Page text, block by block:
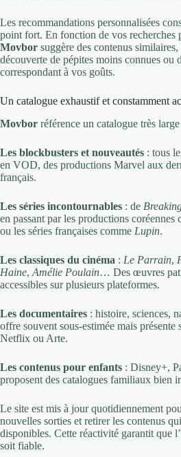
Les recommandations personnalisées
point fort. En fonction de vos recherches
Movbor suggère des contenus
découverte de pépites moins connues ou
correspondant à vos goûts.
Un catalogue exhaustif et constamment
Movbor référence un catalogue très
Les blockbusters et nouveautés : tous
en VOD, des productions Marvel aux
français.
Les séries incontournables : de
en passant par les productions coréennes
ou les séries françaises comme Lupin.
Les classiques du cinéma : Le Parrain,
Haine, Amélie Poulain… Des œuvres
accessibles sur plusieurs plateformes.
Les documentaires : histoire, sciences,
offre souvent sous-estimée mais présente
Netflix ou Arte.
Les contenus pour enfants : Disney+,
proposent des catalogues familiaux bien
Le site est mis à jour quotidiennement
nouvelles sorties et retirer les contenus
disponibles. Cette réactivité garantit que
soit fiable.